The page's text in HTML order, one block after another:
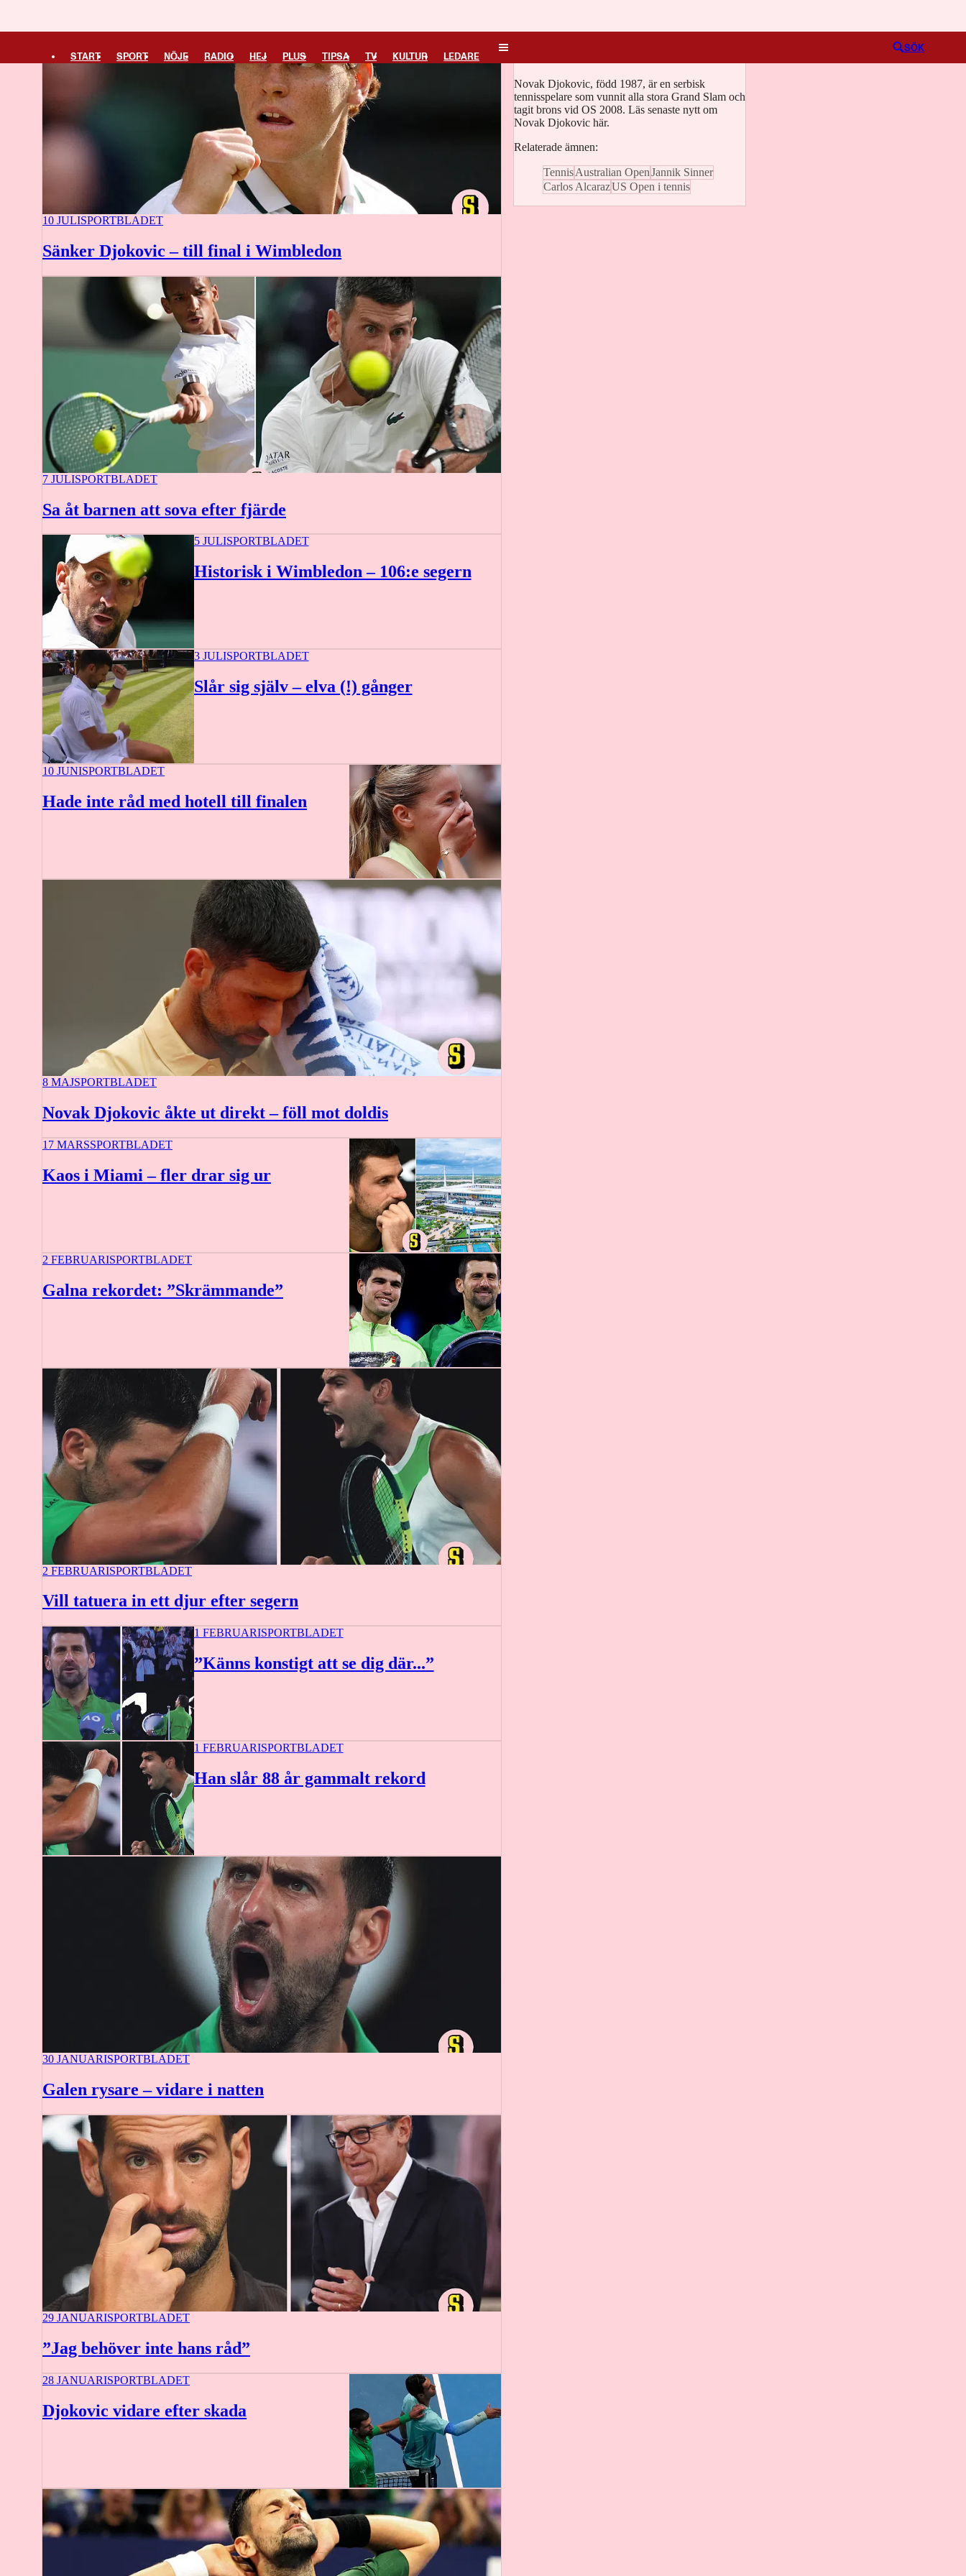
START SPORT NÖJE RADIO HEJ PLUS TIPSA TV KULTUR LEDARE
SÖK
Novak Djokovic, född 1987, är en serbisk
tennisspelare som vunnit alla stora Grand Slam och
tagit brons vid OS 2008. Läs senaste nytt om
Novak Djokovic här.
Relaterade ämnen:
TennisAustralian OpenJannik Sinner
Carlos AlcarazUS Open i tennis
10 JULISPORTBLADET
Sänker Djokovic – till final i Wimbledon
7 JULISPORTBLADET
Sa åt barnen att sova efter fjärde
5 JULISPORTBLADET
Historisk i Wimbledon – 106:e segern
3 JULISPORTBLADET
Slår sig själv – elva (!) gånger
10 JUNISPORTBLADET
Hade inte råd med hotell till finalen
15 min
8 MAJSPORTBLADET
Novak Djokovic åkte ut direkt – föll mot doldis
17 MARSSPORTBLADET
Kaos i Miami – fler drar sig ur
2 FEBRUARISPORTBLADET
Galna rekordet: ”Skrämmande”
2 FEBRUARISPORTBLADET
Vill tatuera in ett djur efter segern
1 FEBRUARISPORTBLADET
”Känns konstigt att se dig där...”
1 FEBRUARISPORTBLADET
Han slår 88 år gammalt rekord
30 JANUARISPORTBLADET
Galen rysare – vidare i natten
29 JANUARISPORTBLADET
”Jag behöver inte hans råd”
28 JANUARISPORTBLADET
Djokovic vidare efter skada